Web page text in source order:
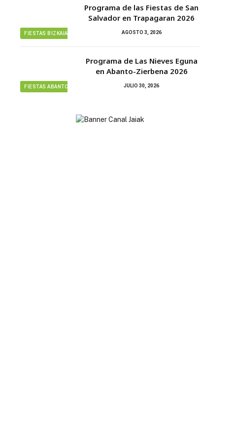
FIESTAS BIZKAIA
Programa de las Fiestas de San
Salvador en Trapagaran 2026
AGOSTO 3, 2026
FIESTAS ABANTO ZIERBENA
Programa de Las Nieves Eguna
en Abanto-Zierbena 2026
JULIO 30, 2026